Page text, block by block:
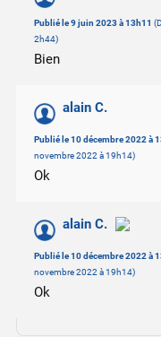
Publié le 9 juin 2023 à 13h11
2h44)
Bien
alain C.
Publié le 10 décembre 2022 à
novembre 2022 à 19h14)
Ok
alain C.
Publié le 10 décembre 2022 à
novembre 2022 à 19h14)
Ok